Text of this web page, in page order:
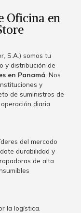
Oficina en
S.A.) somos tu
y distribución de
en Panamá . Nos
y
de suministros de
diaria
del mercado
durabilidad y
de alta
la logística.